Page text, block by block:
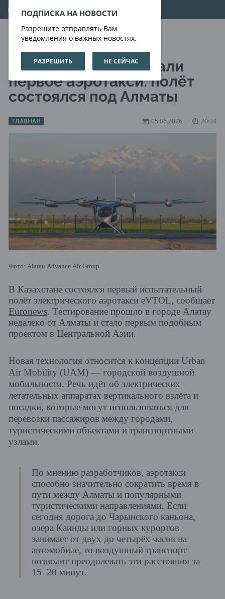
ПОДПИСКА НА НОВОСТИ
Разрешите отправлять Вам
уведомления о важных новостях.
РАЗРЕШИТЬ НЕ СЕЙЧАС
08.08.2026 00:42:10
В Казахстане испытали
первое аэротакси: полёт
состоялся под Алматы
ГЛАВНАЯ 05.06.2026 20:34
Фото: Alatau Advance Air Group
В Казахстане состоялся первый испытательный
полёт электрического аэротакси eVTOL, сообщает
Euronews. Тестирование прошло в городе Алатау
недалеко от Алматы и стало первым подобным
проектом в Центральной Азии.
Новая технология относится к концепции Urban
Air Mobility (UAM) — городской воздушной
мобильности. Речь идёт об электрических
летательных аппаратах вертикального взлёта и
посадки, которые могут использоваться для
перевозки пассажиров между городами,
туристическими объектами и транспортными
узлами.
По мнению разработчиков, аэротакси
способно значительно сократить время в
пути между Алматы и популярными
туристическими направлениями. Если
сегодня дорога до Чарынского каньона,
озера Каинды или горных курортов
занимает от двух до четырёх часов на
автомобиле, то воздушный транспорт
позволит преодолевать эти расстояния за
15–20 минут.